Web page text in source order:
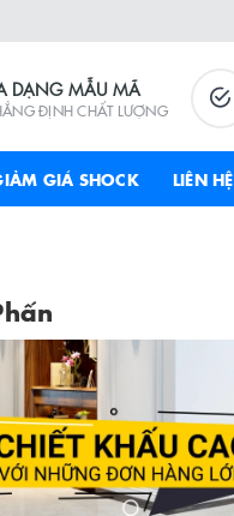
DẠNG MẪU MÃ
ĐỊNH CHẤT LƯỢNG
GIÁ SHOCK LIÊN HỆ